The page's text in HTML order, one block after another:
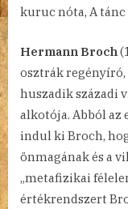
kuruc nóta, A
Hermann Broch
osztrák
huszadik századi
alkotója. Abból az
indul ki Broch,
önmagának és a
„metafizikai
értékrendszert